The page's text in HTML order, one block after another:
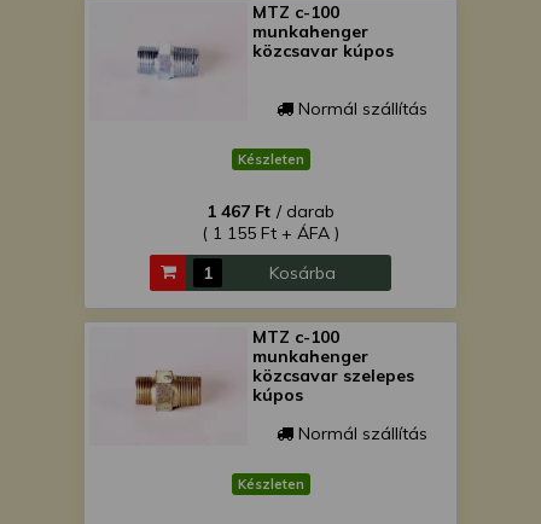
MTZ c-100
munkahenger
közcsavar kúpos
Normál szállítás
Készleten
1 467 Ft / darab
( 1 155 Ft + ÁFA )
Kosárba
MTZ c-100
munkahenger
közcsavar szelepes
kúpos
Normál szállítás
Készleten